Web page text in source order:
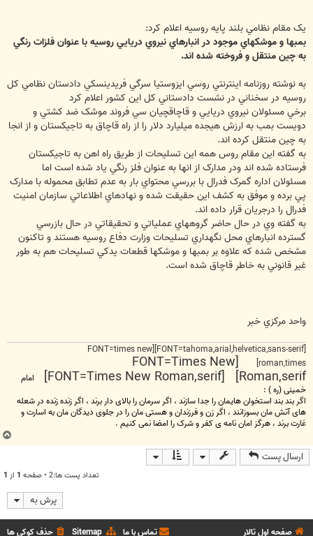
يک مقام نظامي بلند پايه روسيه اعلام کرد:
بمبها و موشکهاي موجود در انبارهاي نيروي دريايي روسيه با عنوان فلزات رنگي
به چين منتقل و فروخته شده اند.
به نوشته روزنامه اينترنتي روسي ايزوستيا سرگي فريدينسکي دادستان نظامي کل
روسيه در سخناني در نشست دادستاني کل اين کشور اعلام کرد
برخي مسئولان نيروي دريايي و قاچاقچيان سي فروند موشک ضد کشتي و
دويست بمب به ارزش هيجده ميليارد دلار را از راه قاچاق به تاجيکستان و از انجا
به چين منتقل کرده اند.
به گفته اين مقام روس همه اين تسليحات از طريق راه اهن به تاجيکستان
فرستاده شده اند ودر مدارک از انها به عنوان فلز رنگي ياد شده است اما
مسئولان اداره گمرک فدرال با بررسي محتواي بار به عدم تطابق محموله با مدارک
پي برده و موفق به کشف اين حقيقت شده و نهادهاي اطلاعاتي سازمان امنيت
فدرال را درجريان قرار داده اند.
به گفته وي در حال حاضر گروههاي عملياتي و تحقيقاتي در حال بازرسي
گسترده انبارهاي محل نگهداري تسليحات وزارت دفاع روسيه هستند و تاکنون
مشخص شده که علاوه بر بمبها و موشکها قطعات يدکي تسليحات هم به طور
غير قانوني به خاطر قاچاق شده است.
واحد مرکزي خبر
[FONT=tahoma,arial,helvetica,sans-serif][FONT=times new
roman,times]
[FONT=Times New
Roman,serif] [FONT=Times New Roman,serif]
امام
خمینی (ره ) :
اگر بند بند استخوان هایمان را جدا سازند ، اگر سرمان را بالای دار برند ، اگر زنده زنده در شعله
های آتش مان بسوزانند ، اگر زن و فرزندان و هستی مان را در جلوی دیدگان مان به اسارت و
غارت برند ، هرگز امان نامه ی کفر و شرک را امضا نمی کنیم .
ارسال پست
تعداد پست ها:2 • صفحه 1 از 1
پرش به
صفحه اول تالار حذف کوکی ها Sitemap تماس با ما